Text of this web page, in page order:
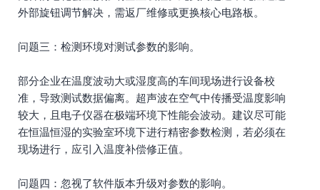
外部旋钮调节解决，需返厂维修或更换核心电路板。
问题三：检测环境对测试参数的影响。
部分企业在温度波动大或湿度高的车间现场进行设备校
准，导致测试数据偏离。超声波在空气中传播受温度影响
较大，且电子仪器在极端环境下性能会波动。建议尽可能
在恒温恒湿的实验室环境下进行精密参数检测，若必须在
现场进行，应引入温度补偿修正值。
问题四：忽视了软件版本升级对参数的影响。